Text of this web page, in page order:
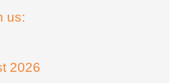
us:
2026